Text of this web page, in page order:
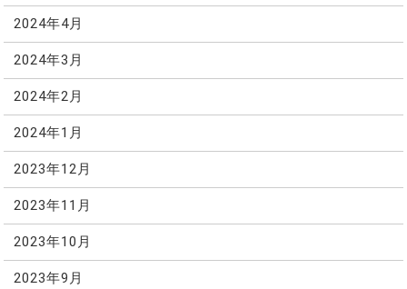
2024年4月
2024年3月
2024年2月
2024年1月
2023年12月
2023年11月
2023年10月
2023年9月